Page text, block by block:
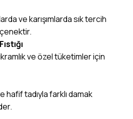
ve karışımlarda sık tercih
ve özel tüketimler için
hafif tadıyla farklı damak